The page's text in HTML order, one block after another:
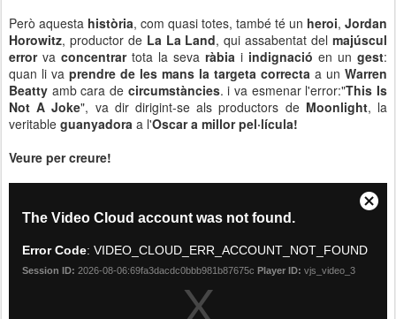
Però aquesta història, com quasi totes, també té un heroi, Jordan
Horowitz, productor deLa La Land, qui assabentat del majúscul
error va concentrartota la seva ràbia i indignació en un gest:
quan li va prendre de les mans la targeta correcta a un Warren
Beatty amb cara de circumstàncies. i va esmenar l'error:"This Is
Not A Joke", va dir dirigint-se als productors de Moonlight, la
veritable guanyadora a l'Oscar a millor pel·lícula!
Veure per creure!